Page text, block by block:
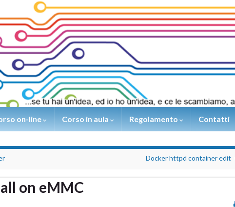
on-line Corso in aula Regolamento Contatti
Docker httpd container edit
on eMMC